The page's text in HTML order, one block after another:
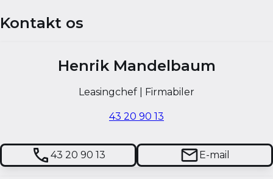
Kontakt os
Henrik Mandelbaum
Leasingchef | Firmabiler
43 20 90 13
43 20 90 13 E-mail